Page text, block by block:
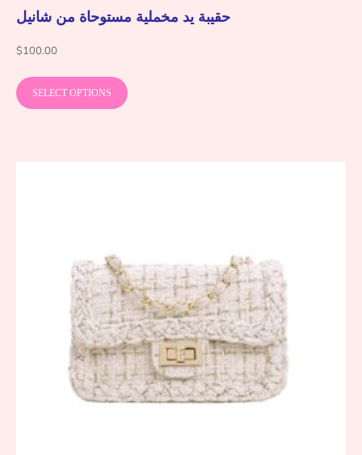
حقيبة يد مخملية مستوحاة من شانيل
$100.00
SELECT OPTIONS